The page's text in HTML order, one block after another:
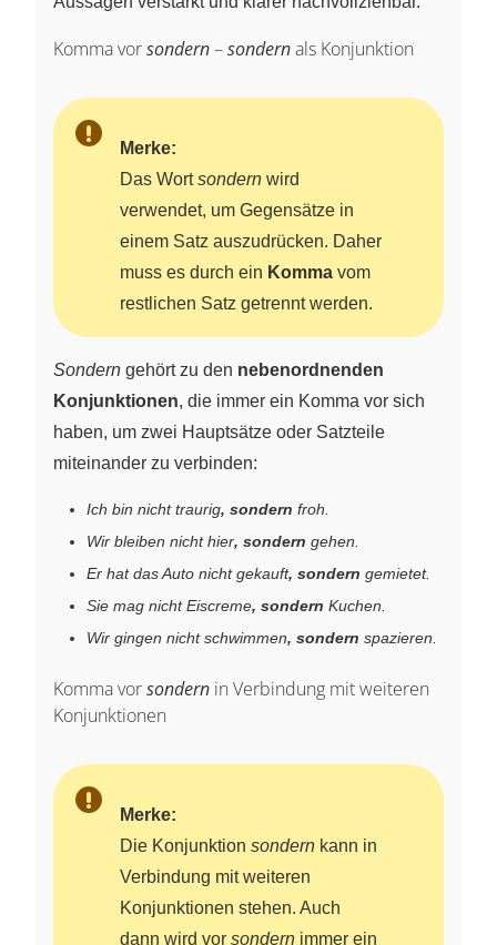
Komma vorsondern–sondernals Konjunktion
Merke:
Das Wortsondern wird
verwendet, um Gegensätze in
einem Satz auszudrücken. Daher
muss es durch ein Komma vom
restlichen Satz getrennt werden.
Sondern gehört zu den nebenordnenden
Konjunktionen, die immer ein Komma vor sich
haben, um zwei Hauptsätze oder Satzteile
miteinander zu verbinden:
Ich bin nicht traurig, sondern froh.
Wir bleiben nicht hier, sondern gehen.
Er hat das Auto nicht gekauft, sondern gemietet.
Sie mag nicht Eiscreme, sondern Kuchen.
Wir gingen nicht schwimmen, sondern spazieren.
Komma vorsondern in Verbindung mit weiteren
Konjunktionen
Merke:
Die Konjunktion sondern kann in
Verbindung mit weiteren
Konjunktionen stehen. Auch
dann wird vor sondern immer ein